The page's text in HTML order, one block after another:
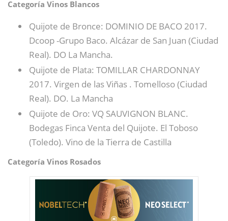
Categoría Vinos Blancos
Quijote de Bronce: DOMINIO DE BACO 2017.
Dcoop -Grupo Baco. Alcázar de San Juan (Ciudad
Real). DO La Mancha.
Quijote de Plata: TOMILLAR CHARDONNAY
2017. Virgen de las Viñas . Tomelloso (Ciudad
Real). DO. La Mancha
Quijote de Oro: VQ SAUVIGNON BLANC.
Bodegas Finca Venta del Quijote. El Toboso
(Toledo). Vino de la Tierra de Castilla
Categoría Vinos Rosados